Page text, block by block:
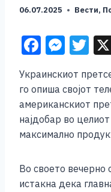
06.07.2025 Вести,
F
c
e
b
o
o
k
M
ss
e
n
g
er
T
tt
er
Украинскиот
го опиша својот
американскиот
најдобар во
максимално
Во своето вечерно
истакна дека